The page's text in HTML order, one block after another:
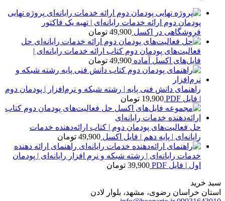
پروژه نهایی
پودمان دوم ارائه خدمات رایانه‌ای | تهیه یک فاکتور
فروشگاهی در اکسل 49,900 تومان
حل
فعالیت‌های پودمان دوم کتاب ارائه خدمات رایانه‌ای |
فایل‌های اکسل آماده 49,900 تومان
راهنمای دانش فنی پایه | رشته شبکه و نرم‌افزار | پودمان دوم
| فایل PDF
19,900 تومان
حل فعالیت‌های پودمان دوم | کتاب ارائه‌دهنده خدمات
رایانه‌ای | پایه دهم | فایل اکسل 49,900 تومان
راهنمای ارائه دهنده
خدمات رایانه‌ای | رشته شبکه و نرم افزار رایانه‌ای | پودمان
اول | فایل PDF
39,900 تومان
سبد خرید
استان خراسان رضوی، مشهد، بلوار لادن